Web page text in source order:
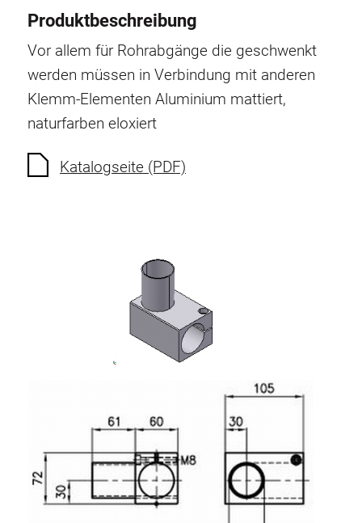
Produktbeschreibung
Vor allem für Rohrabgänge die geschwenkt
werden müssen in Verbindung mit anderen
Klemm-Elementen Aluminium mattiert,
naturfarben eloxiert
Katalogseite (PDF)